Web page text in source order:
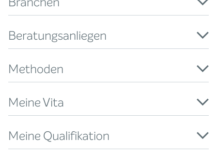
Beratungsanliegen
Methoden
Meine Vita
Meine Qualifikation